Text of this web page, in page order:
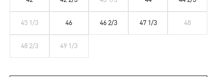
45 1/3 46 46 2/3 47 1/3 48
48 2/3 49 1/3